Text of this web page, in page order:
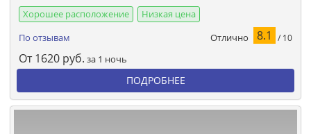
Хорошее расположение
Низкая цена
По отзывам
Отлично 8.1 / 10
От 1620 руб. за 1 ночь
ПОДРОБНЕЕ